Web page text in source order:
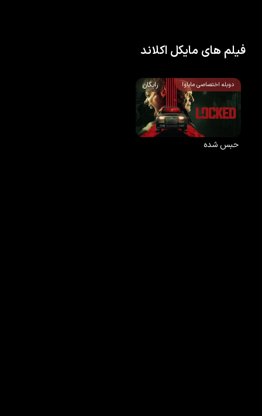
فیلم های مایکل اکلاند
دوبله اختصاصی مایاوا رایگان
حبس شده